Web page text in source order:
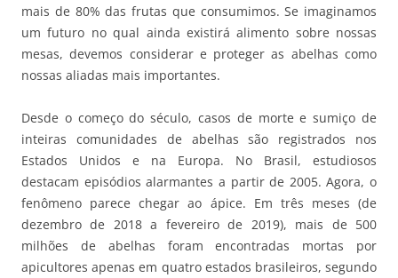
mais de 80% das frutas que consumimos. Se imaginamos
um futuro no qual ainda existirá alimento sobre nossas
mesas, devemos considerar e proteger as abelhas como
nossas aliadas mais importantes.
Desde o começo do século, casos de morte e sumiço de
inteiras comunidades de abelhas são registrados nos
Estados Unidos e na Europa. No Brasil, estudiosos
destacam episódios alarmantes a partir de 2005. Agora, o
fenômeno parece chegar ao ápice. Em três meses (de
dezembro de 2018 a fevereiro de 2019), mais de 500
milhões de abelhas foram encontradas mortas por
apicultores apenas em quatro estados brasileiros, segundo